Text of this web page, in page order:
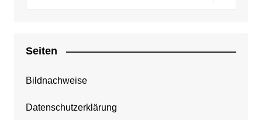
Seiten
Bildnachweise
Datenschutzerklärung